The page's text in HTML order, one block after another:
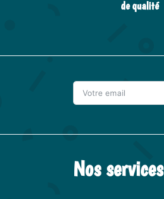
de qualité
e
Nos services